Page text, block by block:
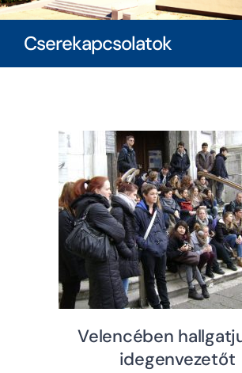
Diákoknak
Dokumentumok
Cserekapcsolatok
Velencében
idegenvezetőt